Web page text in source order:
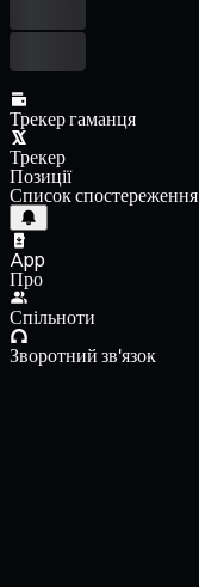
Трекер гаманця
Трекер
Позиції
Список спостереження
App
Про
Спільноти
Зворотний зв'язок